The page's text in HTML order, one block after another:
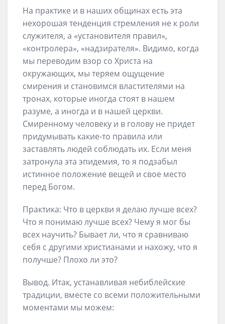
На практике и в наших общинах есть эта
нехорошая тенденция стремления не к роли
служителя, а «установителя правил»,
«контролера», «надзирателя». Видимо, когда
мы переводим взор со Христа на
окружающих, мы теряем ощущение
смирения и становимся властителями на
тронах, которые иногда стоят в нашем
разуме, а иногда и в нашей церкви.
Смиренному человеку и в голову не придет
придумывать какие-то правила или
заставлять людей соблюдать их. Если меня
затронула эта эпидемия, то я подзабыл
истинное положение вещей и свое место
перед Богом.
Практика: Что в церкви я делаю лучше всех?
Что я понимаю лучше всех? Чему я мог бы
всех научить? Бывает ли, что я сравниваю
себя с другими христианами и нахожу, что я
получше? Плохо ли это?
Вывод. Итак, устанавливая небиблейские
традиции, вместе со всеми положительными
моментами мы можем: